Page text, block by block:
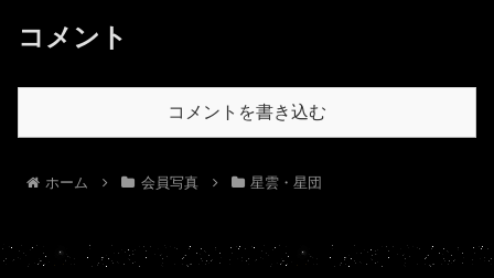
コメント
コメントを書き込む
ホーム 会員写真 星雲・星団